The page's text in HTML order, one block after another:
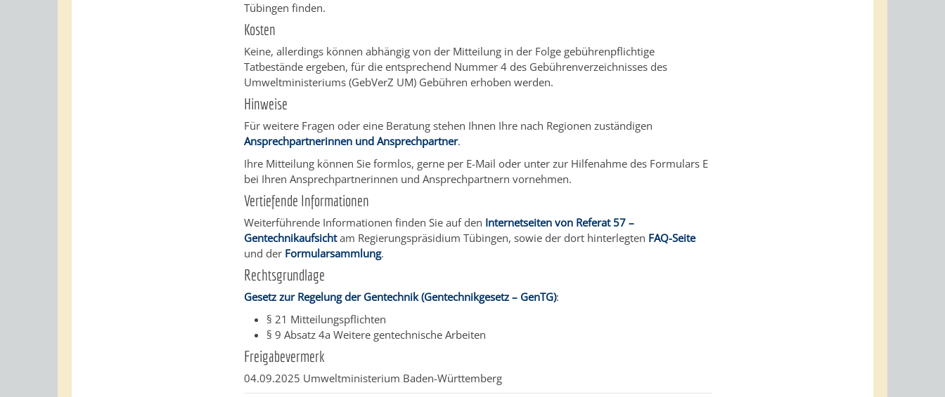
Tübingen finden.
Kosten
Keine, allerdings können abhängig von der Mitteilung in der Folge gebührenpflichtige
Tatbestände ergeben, für die entsprechend Nummer 4 des Gebührenverzeichnisses des
Umweltministeriums (GebVerZ UM) Gebühren erhoben werden.
Hinweise
Für weitere Fragen oder eine Beratung stehen Ihnen Ihre nach Regionen zuständigen
Ansprechpartnerinnen und Ansprechpartner.
Ihre Mitteilung können Sie formlos, gerne per E-Mail oder unter zur Hilfenahme des Formulars E
bei Ihren Ansprechpartnerinnen und Ansprechpartnern vornehmen.
Vertiefende Informationen
Weiterführende Informationen finden Sie auf den Internetseiten von Referat 57 –
Gentechnikaufsichtam Regierungspräsidium Tübingen, sowie der dort hinterlegten FAQ-Seite
und der Formularsammlung.
Rechtsgrundlage
Gesetz zur Regelung der Gentechnik (Gentechnikgesetz – GenTG):
§ 21 Mitteilungspflichten
§ 9 Absatz 4a Weitere gentechnische Arbeiten
Freigabevermerk
04.09.2025 Umweltministerium Baden-Württemberg